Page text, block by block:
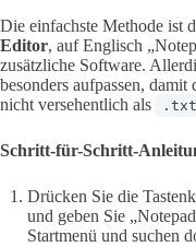
Die einfachste Methode ist
Editor, auf Englisch
zusätzliche Software.
besonders aufpassen,
nicht versehentlich als
.txt
Schritt-für-Schritt-
Drücken Sie die
und geben Sie
Startmenü und suchen